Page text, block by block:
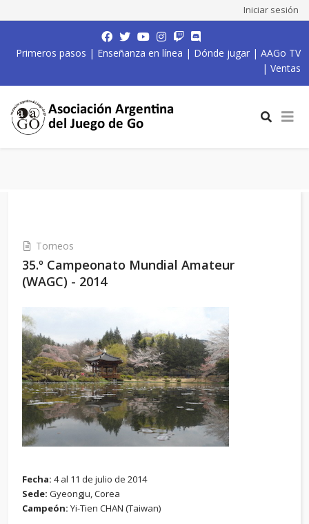
Iniciar sesión
Primeros pasos | Enseñanza en línea | Dónde jugar | AAGo TV
| Ventas
Torneos
35.º Campeonato Mundial Amateur
(WAGC) - 2014
Fecha: 4 al 11 de julio de 2014
Sede: Gyeongju, Corea
Campeón: Yi-Tien CHAN (Taiwan)